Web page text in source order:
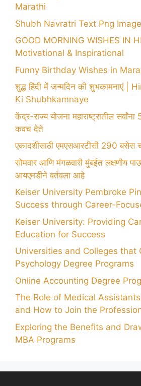
Marathi
Shubh Navratri Text Png
GOOD MORNING WISHES IN
Motivational & Inspirational
Funny Birthday Wishes in
शुद्ध हिंदी में जन्मदिन की शुभकामनाएं
Ki Shubhkamnaye
केंद्र-राज्य योजना महाराष्ट्रातील
कवच देते
एकादशीसाठी एमएसआरटीसी 290 बसेस
सोमवार आणि मंगळवारी मुंबईत लक्षणीय
आयएमडीने वर्तवला आहे
Keiser University Pembroke
Success through Career-
Keiser University: Providing
Education for Success
Universities and Colleges that
Psychology Degree Programs
Online Accounting Degree
The Role of Medical
and How to Join the
Exploring the Benefits and
MBA Programs